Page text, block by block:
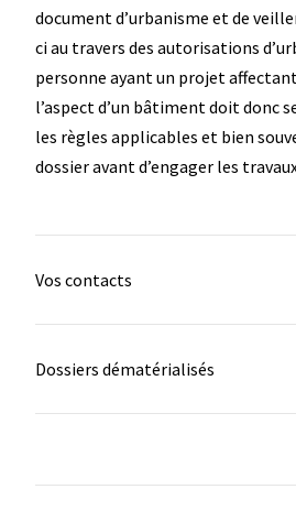
document d’urbanisme et de
ci au travers des autorisations
personne ayant un projet
l’aspect d’un bâtiment doit donc
les règles applicables et bien
dossier avant d’engager les
Vos contacts
Dossiers dématérialisés